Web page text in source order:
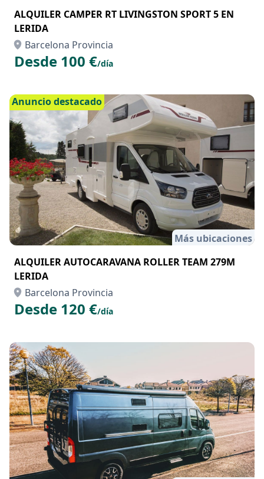
ALQUILER CAMPER RT LIVINGSTON SPORT 5 EN
LERIDA
Barcelona Provincia
Desde 100 €/día
Anuncio destacado
Más ubicaciones
ALQUILER AUTOCARAVANA ROLLER TEAM 279M
LERIDA
Barcelona Provincia
Desde 120 €/día